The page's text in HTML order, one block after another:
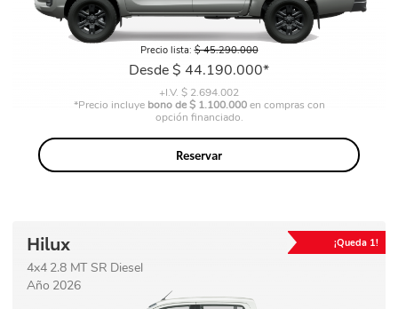
Precio
base
Precio lista:$ 45.290.000
Precio
Desde $ 44.190.000*
+I.V. $ 2.694.002
*Precio incluye bono de $ 1.100.000en compras con
opción financiado.
Reservar
Hilux
4x4 2.8 MT SR Diesel
Año 2026
¡Queda 1!